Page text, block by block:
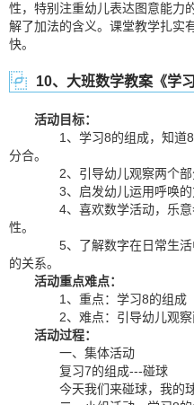
性，特别注重幼儿表达图意能力
解了加法的含义。课堂教学扎实
快。
10、大班数学教案《学
活动目标：
1、学习8的组成，知道8
分合。
2、引导幼儿观察两个部
3、启发幼儿运用呼唤的
4、喜欢数学活动，乐意
性。
5、了解数字在日常生活
的关系。
活动重点难点：
1、重点：学习8的组成
2、难点：引导幼儿观察
活动过程：
一、集体活动
复习7的组成---碰球
今天我们来碰球，我的球